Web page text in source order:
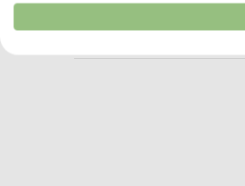
Heute 09:00
Erstellung von Profilen für